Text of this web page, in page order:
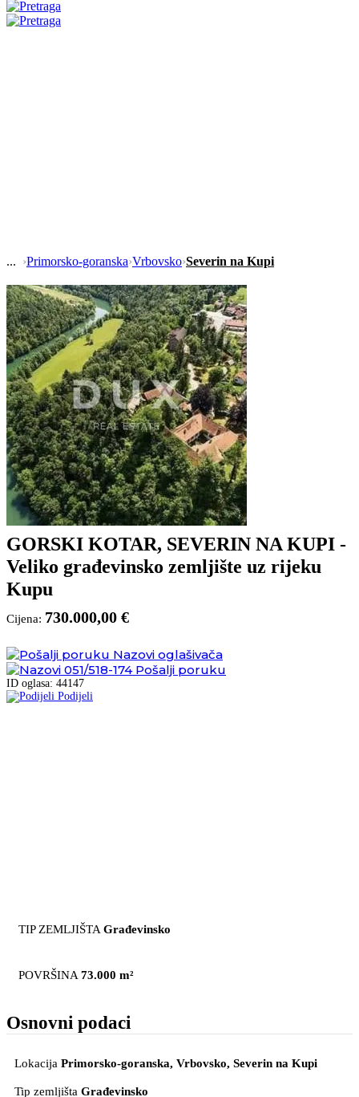
›Primorsko-goranska›Vrbovsko›Severin na Kupi
GORSKI KOTAR, SEVERIN NA KUPI -
Veliko građevinsko zemljište uz rijeku
Kupu
Cijena: 730.000,00 €
Nazovi oglašivača
051/518-174 Pošalji poruku
ID oglasa: 44147
Podijeli
TIP ZEMLJIŠTA Građevinsko
POVRŠINA 73.000 m²
Osnovni podaci
Lokacija Primorsko-goranska, Vrbovsko, Severin na Kupi
Tip zemljišta Građevinsko